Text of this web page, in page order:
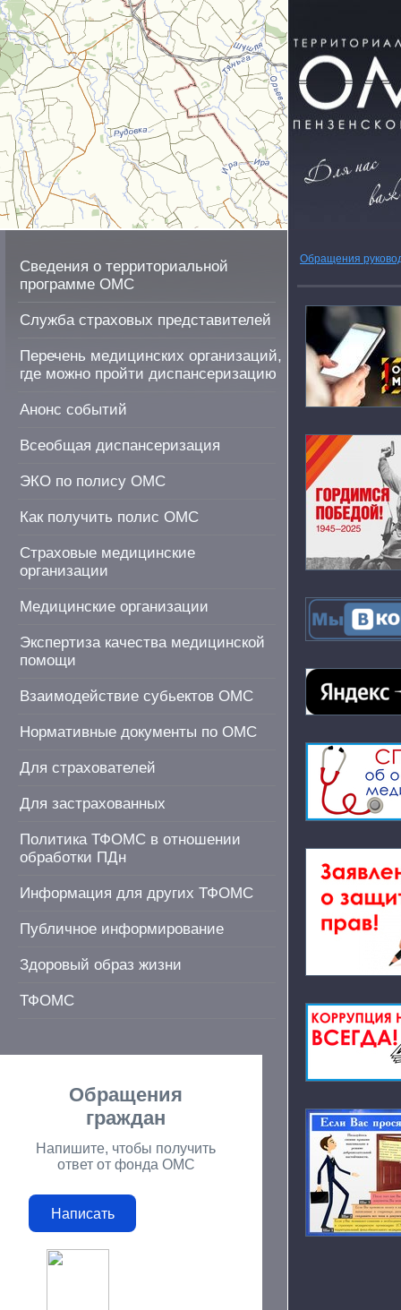
Сведения о территориальной
программе ОМС
Служба страховых представителей
Перечень медицинских организаций,
где можно пройти диспансеризацию
Анонс событий
Всеобщая диспансеризация
ЭКО по полису ОМС
Как получить полис ОМС
Страховые медицинские
организации
Медицинские организации
Экспертиза качества медицинской
помощи
Взаимодействие субьектов ОМС
Нормативные документы по ОМС
Для страхователей
Для застрахованных
Политика ТФОМС в отношении
обработки ПДн
Информация для других ТФОМС
Публичное информирование
Здоровый образ жизни
ТФОМС
Обращения
граждан
Напишите, чтобы получить
ответ от фонда ОМС
Написать
Обращения